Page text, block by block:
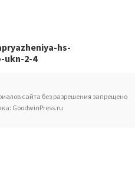
hs-
ukn-2-4
сайта без разрешения запрещено
GoodwinPress.ru